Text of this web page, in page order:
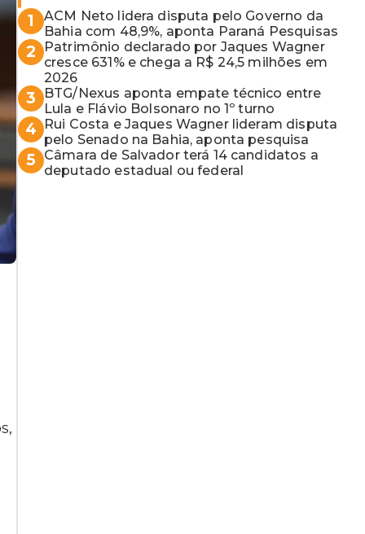
1
ACM Neto lidera disputa pelo Governo da
Bahia com 48,9%, aponta Paraná Pesquisas
2
Patrimônio declarado por Jaques Wagner
cresce 631% e chega a R$ 24,5 milhões em
2026
3
BTG/Nexus aponta empate técnico entre
Lula e Flávio Bolsonaro no 1º turno
4
Rui Costa e Jaques Wagner lideram disputa
pelo Senado na Bahia, aponta pesquisa
5
Câmara de Salvador terá 14 candidatos a
deputado estadual ou federal